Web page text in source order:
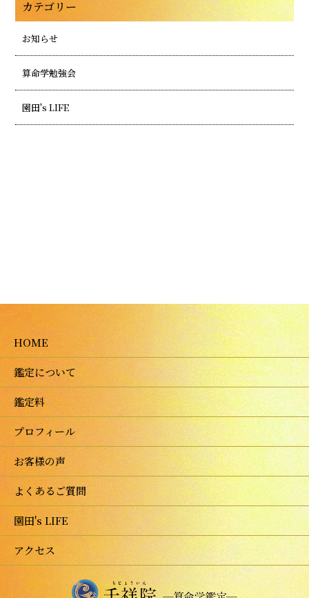
カテゴリー
お知らせ
算命学勉強会
園田's LIFE
HOME
鑑定について
鑑定料
プロフィール
お客様の声
よくあるご質問
園田's LIFE
アクセス